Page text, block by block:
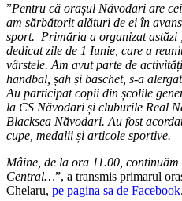
”Pentru că orașul Năvodari are
am sărbătorit alături de ei în
sport. Primăria a organizat astăzi
dedicat zile de 1 Iunie, care a
vârstele. Am avut parte de
handbal, șah și baschet, s-a
Au participat copii din școlile
la CS Năvodari și cluburile Real
Blacksea Năvodari. Au fost
cupe, medalii și articole sportive.
Mâine, de la ora 11.00,
Central…”, a transmis primarul
Chelaru, pe pagina sa de Facebook.